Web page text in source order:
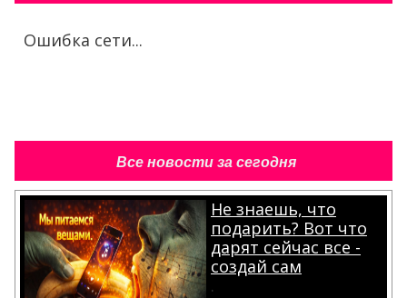
Ошибка сети...
Все новости за сегодня
Не знаешь, что
подарить? Вот что
дарят сейчас все -
создай сам
.